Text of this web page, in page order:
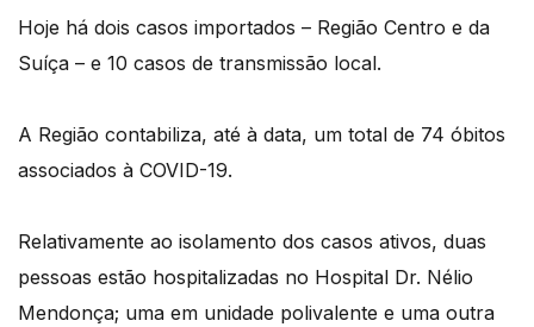
Hoje há dois casos importados – Região Centro e da
Suíça – e 10 casos de transmissão local.
A Região contabiliza, até à data, um total de 74 óbitos
associados à COVID-19.
Relativamente ao isolamento dos casos ativos, duas
pessoas estão hospitalizadas no Hospital Dr. Nélio
Mendonça; uma em unidade polivalente e uma outra